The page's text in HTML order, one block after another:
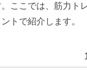
ここでは、筋力ト
トで紹介します。